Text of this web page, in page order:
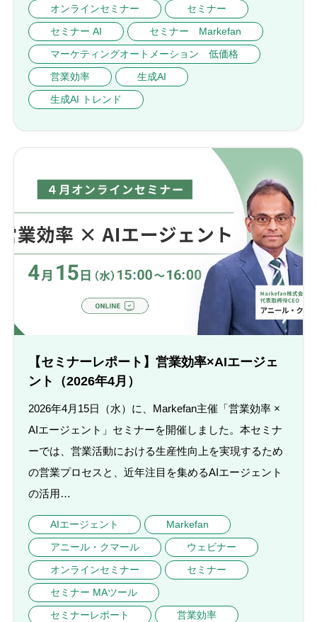
オンラインセミナー
セミナー
セミナー AI
セミナー Markefan
マーケティングオートメーション 低価格
営業効率
生成AI
生成AI トレンド
【セミナーレポート】営業効率×AIエージェ
ント（2026年4月）
2026年4月15日（水）に、Markefan主催「営業効率 ×
AIエージェント」セミナーを開催しました。本セミナ
ーでは、営業活動における生産性向上を実現するため
の営業プロセスと、近年注目を集めるAIエージェント
の活用…
AIエージェント
Markefan
アニール・クマール
ウェビナー
オンラインセミナー
セミナー
セミナー MAツール
セミナーレポート
営業効率